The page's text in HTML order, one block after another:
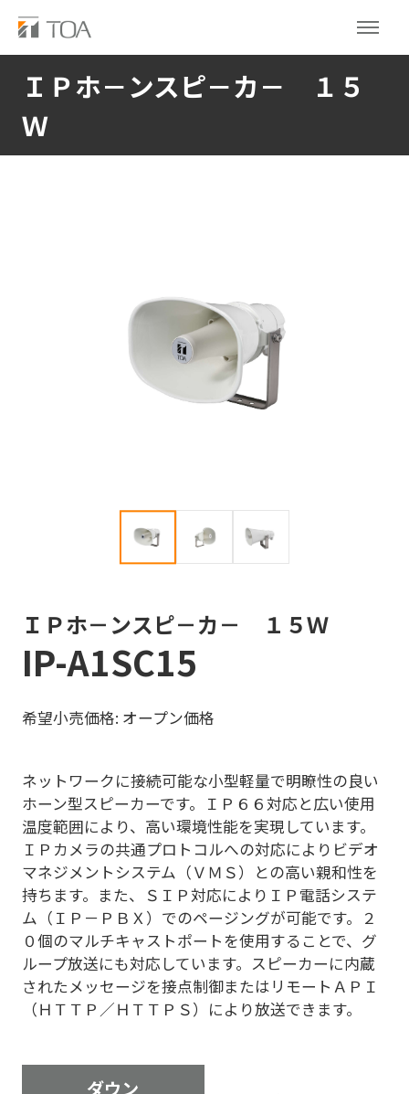
ＩＰホ－ンスピ－カ－ １５
Ｗ
ＩＰホ－ンスピ－カ－ １５Ｗ
IP-A1SC15
希望小売価格: オープン価格
ネットワークに接続可能な小型軽量で明瞭性の良い
ホーン型スピーカーです。ＩＰ６６対応と広い使用
温度範囲により、高い環境性能を実現しています。
ＩＰカメラの共通プロトコルへの対応によりビデオ
マネジメントシステム（ＶＭＳ）との高い親和性を
持ちます。また、ＳＩＰ対応によりＩＰ電話システ
ム（ＩＰ－ＰＢＸ）でのページングが可能です。２
０個のマルチキャストポートを使用することで、グ
ループ放送にも対応しています。スピーカーに内蔵
されたメッセージを接点制御またはリモートＡＰＩ
（ＨＴＴＰ／ＨＴＴＰＳ）により放送できます。
ダウン